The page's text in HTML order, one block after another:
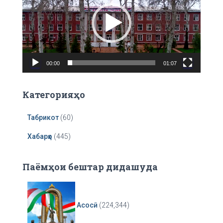
:
e
o
P
l
a
00:00 01:07
Категорияҳо
Табрикот (60)
Хабарҳо (445)
Паёмҳои бештар дидашуда
Асосӣ (224,344)